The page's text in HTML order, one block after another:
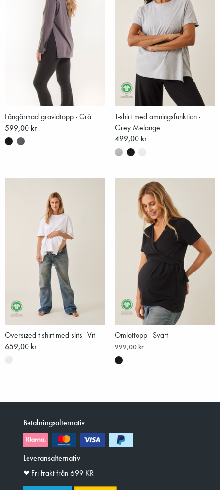
Långärmad gravidtopp - Grå
599,00 kr
T-shirt med amningsfunktion -
Grey Melange
499,00 kr
Oversized t-shirt med slits - Vit
659,00 kr
Omlottopp - Svart
999,00 kr
Betalningsalternativ
Leveransalternativ
❤︎ Fri frakt från 699 KR